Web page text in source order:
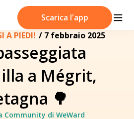
Scarica l'app
A PIEDI! / 7 febbraio 2025
a Mégrit,
🌳
Community di WeWard